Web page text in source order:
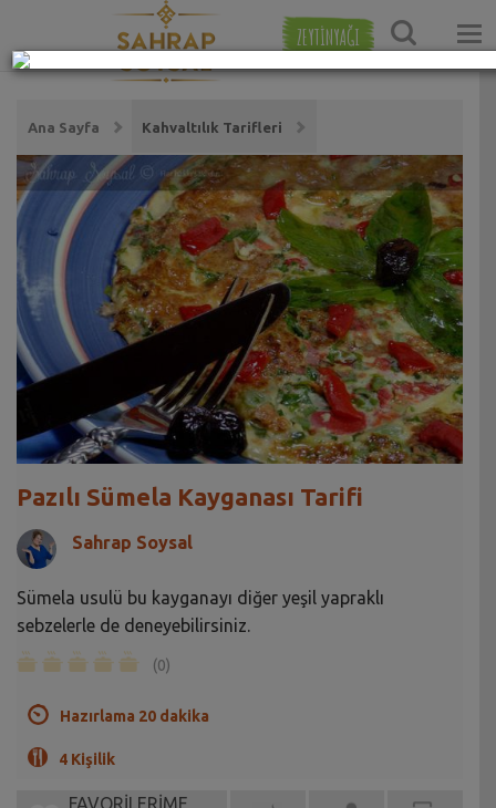
ZEYTİNYAĞI
Ana Sayfa Kahvaltılık Tarifleri
Pazılı Sümela Kayganası Tarifi
Sahrap Soysal
Sümela usulü bu kayganayı diğer yeşil yapraklı
sebzelerle de deneyebilirsiniz.
(0)
Hazırlama 20 dakika
4 Kişilik
FAVORİLERİME